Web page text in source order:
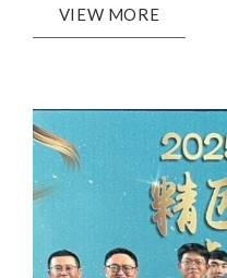
VIEW MORE